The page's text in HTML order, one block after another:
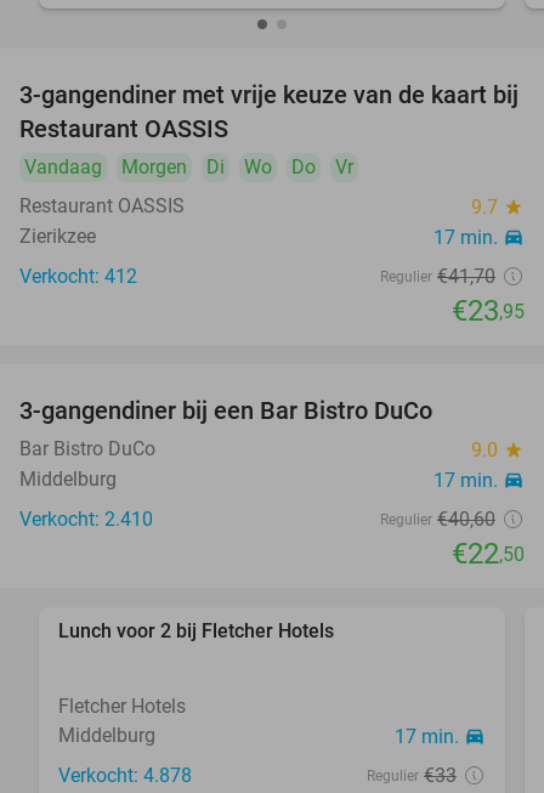
43%
3-gangendiner met vrije keuze van de kaart bij
Restaurant OASSIS
Vandaag Morgen Di Wo Do
Vr
Restaurant OASSIS
9.7 star
Zierikzee 17 min. directions_car
Verkocht: 412 Regulier €41,70
€23,95
3-gangendiner bij een Bar Bistro DuCo
Bar Bistro DuCo 9.0 star
Middelburg 17 min. directions_car
Verkocht: 2.410 Regulier €40,60
€22,50
Lunch voor 2 bij Fletcher Hotels
Fletcher Hotels
Middelburg
17 min. directions_car
Verkocht: 4.878 Regulier €33